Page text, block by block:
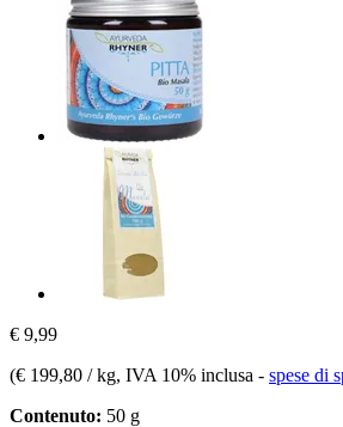
€ 9,99
(€ 199,80 / kg, IVA 10% inclusa - spese di
Contenuto: 50 g